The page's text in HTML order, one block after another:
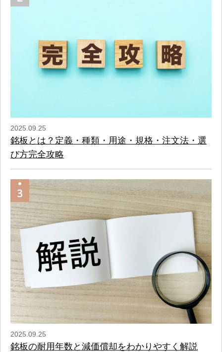
2025.09.25
銘板とは？定義・種類・用途・規格・注文法・選
び方完全攻略
2025.09.25
銘板の耐用年数と減価償却をわかりやすく解説